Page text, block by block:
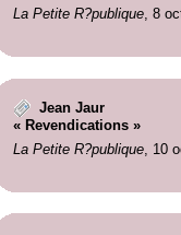
La Petite R?publique, 8
Jean Jaur
« Revendications »
La Petite R?publique, 10